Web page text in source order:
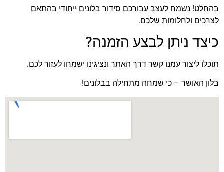
בהחלט! נשמח לעצב עבורכם סידור בלונים ייחודי בהתאם
לצרכים ולחלומות שלכם.
כיצד ניתן לבצע הזמנה?
תוכלו ליצור עמנו קשר דרך האתר ונציגינו ישמחו לעזור לכם.
בלון האושר – כי שמחה מתחילה בבלונים!